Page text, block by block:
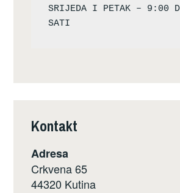
SRIJEDA I PETAK – 9:00
Kontakt
Adresa
Crkvena 65
44320 Kutina